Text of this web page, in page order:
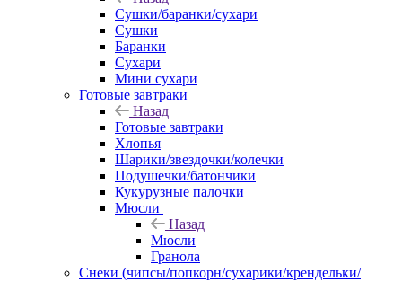
Сушки/баранки/сухари
Сушки
Баранки
Сухари
Мини сухари
Готовые завтраки
Назад
Готовые завтраки
Хлопья
Шарики/звездочки/колечки
Подушечки/батончики
Кукурузные палочки
Мюсли
Назад
Мюсли
Гранола
Снеки (чипсы/попкорн/сухарики/крендельки/